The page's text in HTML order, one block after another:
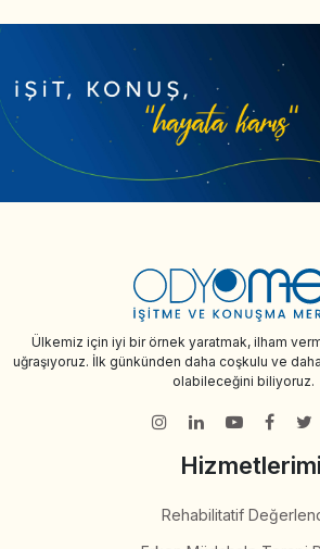
uğraşıyoruz. İlk günkünden daha coşkulu ve daha
olabileceğini biliyoruz.